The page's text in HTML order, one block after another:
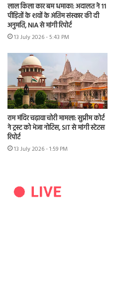
लाल किला कार बम धमाका: अदालत ने 11
पीड़ितों के शवों के अंतिम संस्कार की दी
अनुमति, NIA से मांगी रिपोर्ट
13 July 2026 - 5:43 PM
राम मंदिर चढ़ावा चोरी मामला: सुप्रीम कोर्ट
ने ट्रस्ट को भेजा नोटिस, SIT से मांगी स्टेटस
रिपोर्ट
13 July 2026 - 1:59 PM